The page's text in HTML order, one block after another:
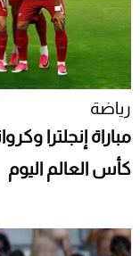
رياضة
مباراة إنجلترا
كأس العالم اليوم